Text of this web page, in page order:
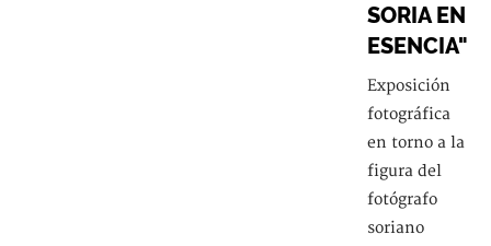
SORIA EN
ESENCIA"
Exposición
fotográfica
en torno a la
figura del
fotógrafo
soriano